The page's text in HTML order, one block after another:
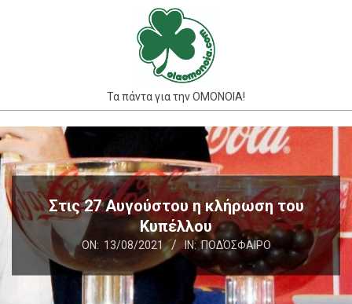
Τα πάντα για την ΟΜΟΝΟΙΑ!
Primary
Navigation
Menu
Στις 27 Αυγούστου η κλήρωση του
Κυπέλλου
ON: 13/08/2021 IN: ΠΟΔΌΣΦΑΙΡΟ